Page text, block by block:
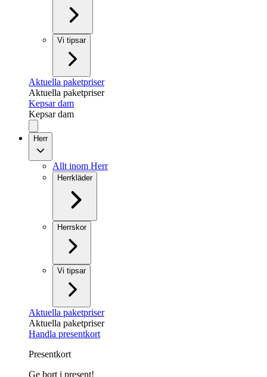
Vi tipsar
Aktuella paketpriser
Aktuella paketpriser
Kepsar dam
Kepsar dam
Herr
Allt inom Herr
Herrkläder
Herrskor
Vi tipsar
Aktuella paketpriser
Aktuella paketpriser
Handla presentkort
Presentkort
Ge bort i present!